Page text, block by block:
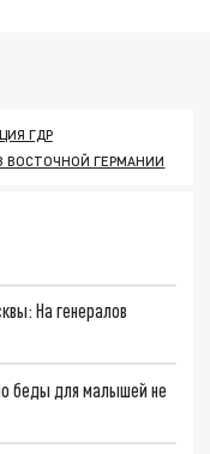
ГДР
ВОСТОЧНОЙ ГЕРМАНИИ
На генералов
беды для малышей не